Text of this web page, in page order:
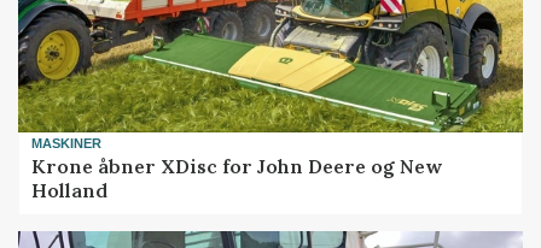
MASKINER
Krone åbner XDisc for John Deere og New
Holland